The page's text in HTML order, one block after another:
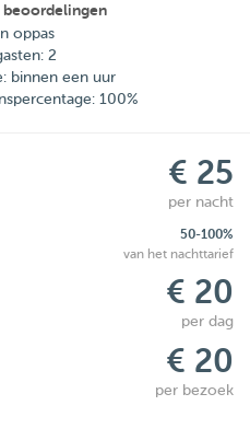
beoordelingen
oppas
2
binnen een uur
100%
€ 25
per nacht
50-100%
van het nachttarief
€ 20
per dag
€ 20
per bezoek